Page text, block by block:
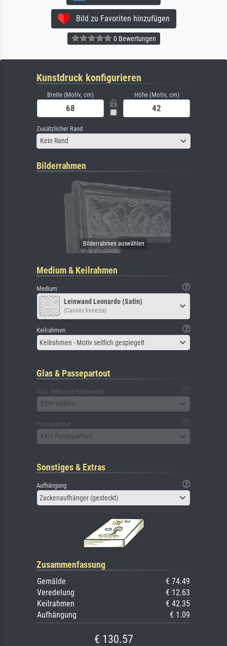
Bild zu Favoriten hinzufügen
0 Bewertungen
Kunstdruck konfigurieren
Breite (Motiv, cm) Höhe (Motiv, cm)
Zusätzlicher Rand
Kein Rand
Bilderrahmen
Medium & Keilrahmen
Medium
Leinwand Leonardo (Satin)
(Canvas Venezia)
Keilrahmen
Keilrahmen - Motiv seitlich gespiegelt
Glas & Passepartout
Glas (inklusive Rückwand)
Bitte wählen
Passepartout
Kein Passepartout
Sonstiges & Extras
Aufhängung
Zackenaufhänger (gesteckt)
Zusammenfassung
Gemälde
€ 74.49
Veredelung
€ 12.63
Keilrahmen
€ 42.35
Aufhängung
€ 1.09
€ 130.57